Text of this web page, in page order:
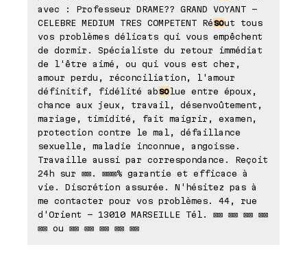
avec : Professeur DRAME?? GRAND VOYANT -
CELEBRE MEDIUM TRES COMPETENT Résout tous
vos problèmes délicats qui vous empêchent
de dormir. Spécialiste du retour immédiat
de l'être aimé, ou qui vous est cher,
amour perdu, réconciliation, l'amour
définitif, fidélité absolue entre époux,
chance aux jeux, travail, désenvoûtement,
mariage, timidité, fait maigrir, examen,
protection contre le mal, défaillance
sexuelle, maladie inconnue, angoisse.
Travaille aussi par correspondance. Reçoit
24h sur ⊠⊠. ⊠⊠⊠% garantie et efficace à
vie. Discrétion assurée. N'hésitez pas à
me contacter pour vos problèmes. 44, rue
d'Orient - 13010 MARSEILLE Tél. ⊠⊠ ⊠⊠ ⊠⊠ ⊠⊠
⊠⊠ ou ⊠⊠ ⊠⊠ ⊠⊠ ⊠⊠ ⊠⊠